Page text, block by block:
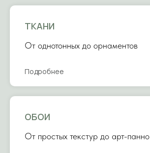
ТКАНИ
От однотонных до орнаментов
Подробнее
ОБОИ
От простых текстур до арт-панно